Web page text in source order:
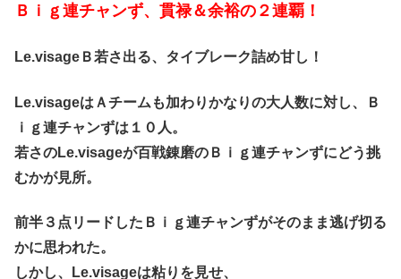
Ｂｉｇ連チャンず、貫禄＆余裕の２連覇！
Le.visageＢ若さ出る、タイブレーク詰め甘し！
Le.visageはＡチームも加わりかなりの大人数に対し、Ｂ
ｉｇ連チャンずは１０人。
若さのLe.visageが百戦錬磨のＢｉｇ連チャンずにどう挑
むかが見所。
前半３点リードしたＢｉｇ連チャンずがそのまま逃げ切る
かに思われた。
しかし、Le.visageは粘りを見せ、